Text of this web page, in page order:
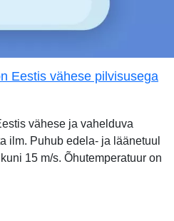
Eestis vähese pilvisusega
vähese ja vahelduva
ilm. Puhub edela- ja läänetuul
15 m/s. Õhutemperatuur on